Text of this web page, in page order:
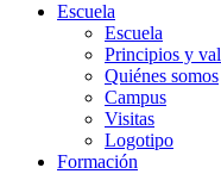
Escuela
Escuela
Principios y
Quiénes somos
Campus
Visitas
Logotipo
Formación